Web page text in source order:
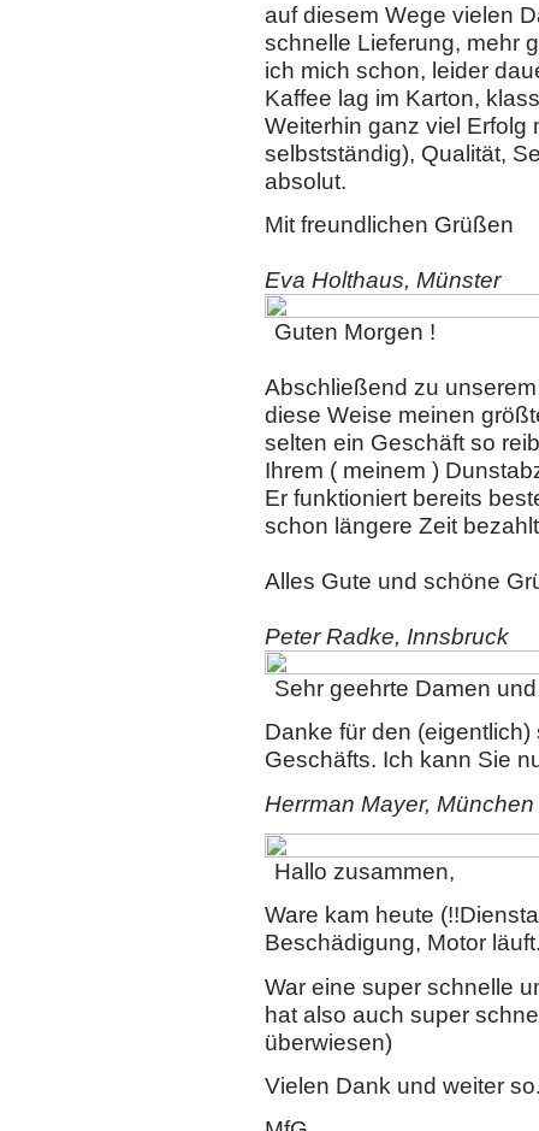
auf diesem Wege vielen
schnelle Lieferung, mehr
ich mich schon, leider
Kaffee lag im Karton,
Weiterhin ganz viel Erfolg
selbstständig), Qualität,
absolut.
Mit freundlichen Grüßen
Eva Holthaus, Münster
Guten Morgen !
Abschließend zu
diese Weise meinen
selten ein Geschäft so
Ihrem ( meinem )
Er funktioniert bereits
schon längere Zeit
Alles Gute und schöne
Peter Radke, Innsbruck
Sehr geehrte Damen
Danke für den
Geschäfts. Ich kann Sie
Herrman Mayer, München
Hallo zusammen,
Ware kam heute
Beschädigung, Motor
War eine super schnelle
hat also auch super
überwiesen)
Vielen Dank und weiter